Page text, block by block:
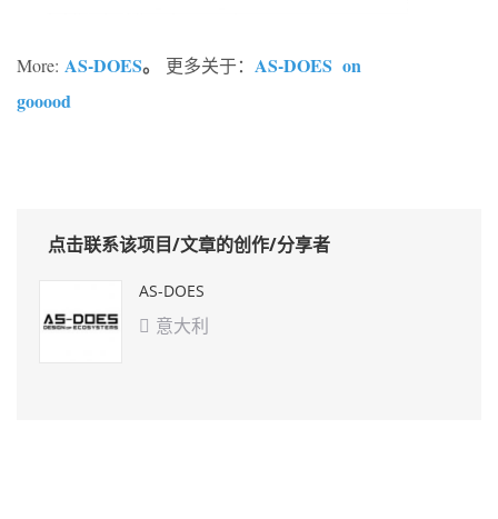
More: AS-DOES。 更多关于： AS-DOES on
gooood
点击联系该项目/文章的创作/分享者
AS-DOES
 意大利